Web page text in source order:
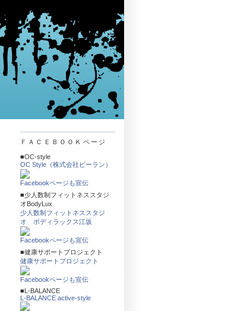
ＦＡＣＥＢＯＯＫページ
■OC-style
OC Style（株式会社ビーラン）
Facebookページも宣伝
■少人数制フィットネススタジ
オBodyLux
少人数制フィットネススタジ
オ ボディラックス江坂
Facebookページも宣伝
■健康サポートプロジェクト
健康サポートプロジェクト
Facebookページも宣伝
■L-BALANCE
L-BALANCE active-style